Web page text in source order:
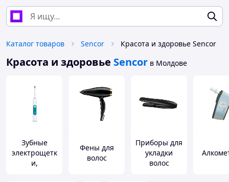
Каталог товаров Sencor Красота и здоровье Sencor
Красота и здоровье Sencor в Молдове
Зубные
электрощетк
и,
Фены для
волос
Приборы для
укладки
волос